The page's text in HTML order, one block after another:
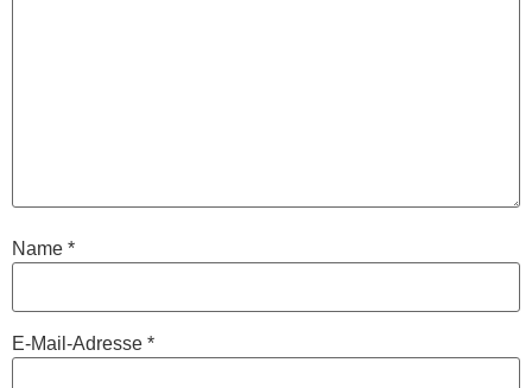
Name *
E-Mail-Adresse *